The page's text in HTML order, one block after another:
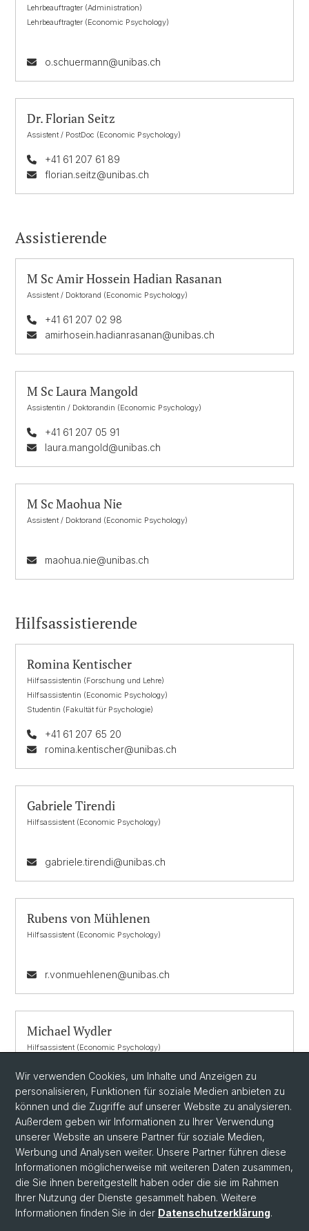
Lehrbeauftragter (Administration)
Lehrbeauftragter (Economic Psychology)
o.schuermann@unibas.ch
Dr. Florian Seitz
Assistent / PostDoc (Economic Psychology)
+41 61 207 61 89
florian.seitz@unibas.ch
Assistierende
M Sc Amir Hossein Hadian Rasanan
Assistent / Doktorand (Economic Psychology)
+41 61 207 02 98
amirhosein.hadianrasanan@unibas.ch
M Sc Laura Mangold
Assistentin / Doktorandin (Economic Psychology)
+41 61 207 05 91
laura.mangold@unibas.ch
M Sc Maohua Nie
Assistent / Doktorand (Economic Psychology)
maohua.nie@unibas.ch
Hilfsassistierende
Romina Kentischer
Hilfsassistentin (Forschung und Lehre)
Hilfsassistentin (Economic Psychology)
Studentin (Fakultät für Psychologie)
+41 61 207 65 20
romina.kentischer@unibas.ch
Gabriele Tirendi
Hilfsassistent (Economic Psychology)
gabriele.tirendi@unibas.ch
Rubens von Mühlenen
Hilfsassistent (Economic Psychology)
r.vonmuehlenen@unibas.ch
Michael Wydler
Hilfsassistent (Economic Psychology)
michael.wydler@unibas.ch
Wir verwenden Cookies, um Inhalte und Anzeigen zu
personalisieren, Funktionen für soziale Medien anbieten zu
können und die Zugriffe auf unserer Website zu analysieren.
Außerdem geben wir Informationen zu Ihrer Verwendung
unserer Website an unsere Partner für soziale Medien,
Werbung und Analysen weiter. Unsere Partner führen diese
Informationen möglicherweise mit weiteren Daten zusammen,
die Sie ihnen bereitgestellt haben oder die sie im Rahmen
Ihrer Nutzung der Dienste gesammelt haben. Weitere
Informationen finden Sie in der Datenschutzerklärung.